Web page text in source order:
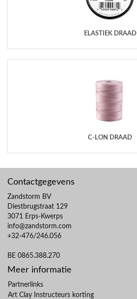
ELASTIEK DRAAD
C-LON DRAAD
Contactgegevens
Zandstorm BV
Diestbrugstraat 129
3071 Erps-Kwerps
info@zandstorm.com
+32-476/246.056
BE 0865.388.270
Meer informatie
Partnerlinks
Art Clay Instructeurs korting